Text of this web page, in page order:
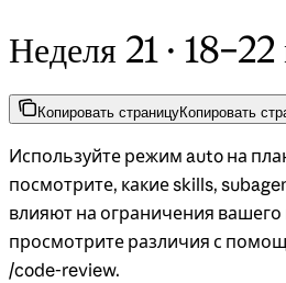
Неделя 21 ·
Копировать страницуКопировать
Используйте режим auto на
посмотрите, какие skills,
влияют на ограничения вашего
просмотрите различия с
/code-review.